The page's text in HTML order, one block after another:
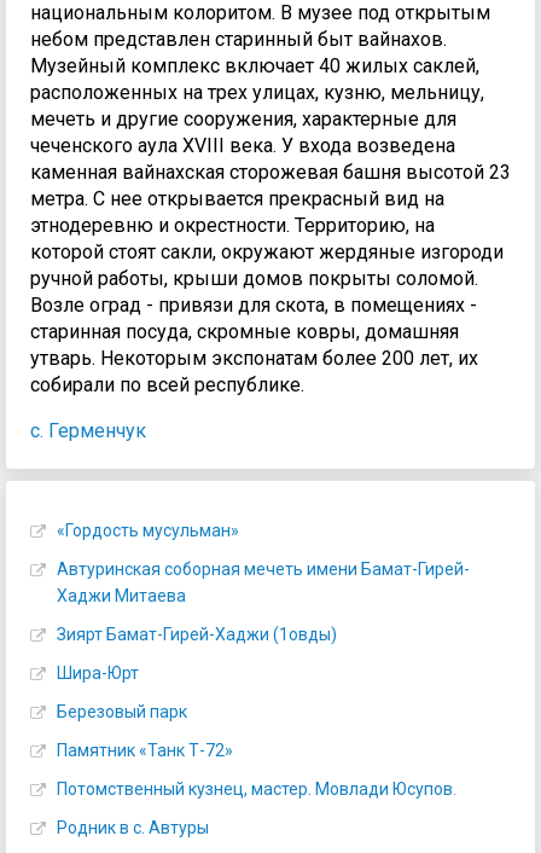
национальным колоритом. В музее под открытым
небом представлен старинный быт вайнахов.
Музейный комплекс включает 40 жилых саклей,
расположенных на трех улицах, кузню, мельницу,
мечеть и другие сооружения, характерные для
чеченского аула ХVIII века. У входа возведена
каменная вайнахская сторожевая башня высотой 23
метра. С нее открывается прекрасный вид на
этнодеревню и окрестности. Территорию, на
которой стоят сакли, окружают жердяные изгороди
ручной работы, крыши домов покрыты соломой.
Возле оград - привязи для скота, в помещениях -
старинная посуда, скромные ковры, домашняя
утварь. Некоторым экспонатам более 200 лет, их
собирали по всей республике.
с. Герменчук
«Гордость мусульман»
Автуринская соборная мечеть имени Бамат-Гирей-
Хаджи Митаева
Зиярт Бамат-Гирей-Хаджи (1овды)
Шира-Юрт
Березовый парк
Памятник «Танк Т-72»
Потомственный кузнец, мастер. Мовлади Юсупов.
Родник в с. Автуры